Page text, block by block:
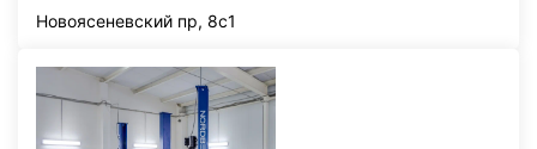
Новоясеневский пр, 8с1